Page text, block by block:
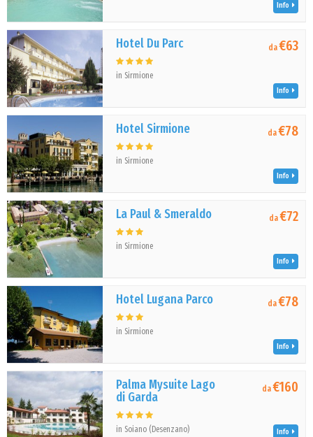
Info
Hotel Du Parc
in Sirmione
da€63
Info
Hotel Sirmione
in Sirmione
da€78
Info
La Paul & Smeraldo
in Sirmione
da€72
Info
Hotel Lugana Parco
in Sirmione
da€78
Info
Palma Mysuite Lago
di Garda
in Soiano (Desenzano)
da€160
Info